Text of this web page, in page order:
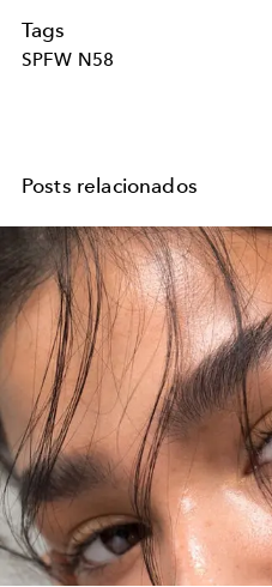
Tags
SPFW N58
Posts relacionados